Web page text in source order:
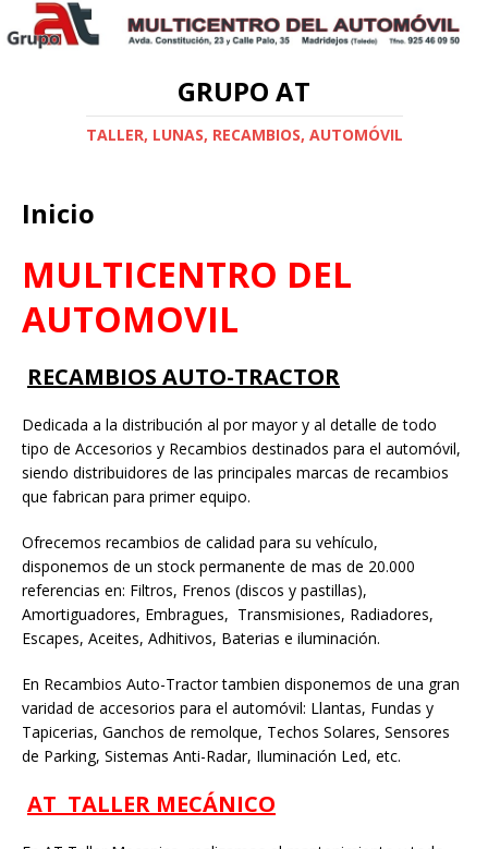
GRUPO AT
TALLER, LUNAS, RECAMBIOS, AUTOMÓVIL
Inicio
MULTICENTRO DEL
AUTOMOVIL
RECAMBIOS AUTO-TRACTOR
Dedicada a la distribución al por mayor y al detalle de todo
tipo de Accesorios y Recambios destinados para el automóvil,
siendo distribuidores de las principales marcas de recambios
que fabrican para primer equipo.
Ofrecemos recambios de calidad para su vehículo,
disponemos de un stock permanente de mas de 20.000
referencias en: Filtros, Frenos (discos y pastillas),
Amortiguadores, Embragues, Transmisiones, Radiadores,
Escapes, Aceites, Adhitivos, Baterias e iluminación.
En Recambios Auto-Tractor tambien disponemos de una gran
varidad de accesorios para el automóvil: Llantas, Fundas y
Tapicerias, Ganchos de remolque, Techos Solares, Sensores
de Parking, Sistemas Anti-Radar, Iluminación Led, etc.
AT TALLER MECÁNICO